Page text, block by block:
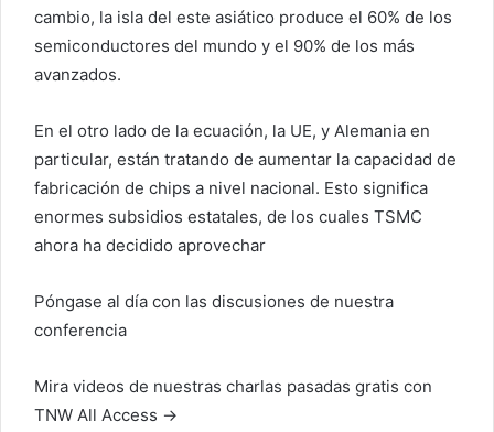
i
c
cambio, la isla del este asiático produce el 60% de los
semiconductores del mundo y el 90% de los más
avanzados.
En el otro lado de la ecuación, la UE, y Alemania en
particular, están tratando de aumentar la capacidad de
fabricación de chips a nivel nacional. Esto significa
enormes subsidios estatales, de los cuales TSMC
ahora ha decidido aprovechar
Póngase al día con las discusiones de nuestra
conferencia
Mira videos de nuestras charlas pasadas gratis con
TNW All Access →